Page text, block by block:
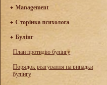
Management
Сторінка психолога
Булінг
План протидію булінгу
Порядок реагування на випадки
булінгу